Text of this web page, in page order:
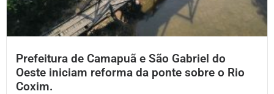
Prefeitura de Camapuã e São Gabriel do
Oeste iniciam reforma da ponte sobre o Rio
Coxim.